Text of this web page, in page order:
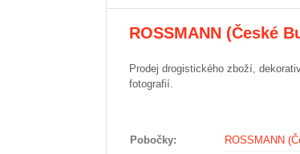
ROSSMANN (České
Prodej drogistického zboží,
fotografií.
Pobočky
ROSSMANN